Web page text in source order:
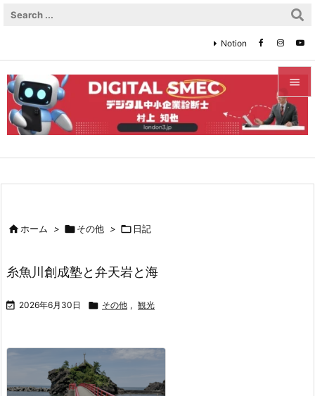


メニュ

Notion
ホーム > その他 >  日記
糸魚川創成塾と弁天岩と海
 2026年6月30日  その他 , 観光